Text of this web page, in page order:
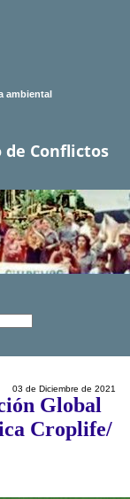
ambiental
Conflictos
03 de Diciembre de 2021
Global
Croplife/